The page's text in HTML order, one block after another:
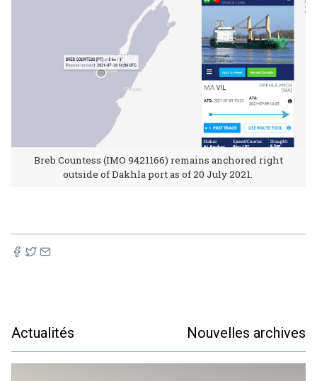
Breb Countess (IMO 9421166) remains anchored right
outside of Dakhla port as of 20 July 2021.
Actualités Nouvelles archives